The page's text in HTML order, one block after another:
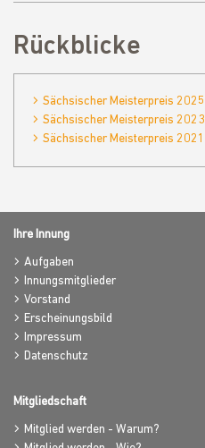
Rückblicke
Sächsischer Meisterpreis 2025
Sächsischer Meisterpreis 2023
Sächsischer Meisterpreis 2021
Ihre Innung
Aufgaben
Innungsmitglieder
Vorstand
Erscheinungsbild
Impressum
Datenschutz
Mitgliedschaft
Mitglied werden - Warum?